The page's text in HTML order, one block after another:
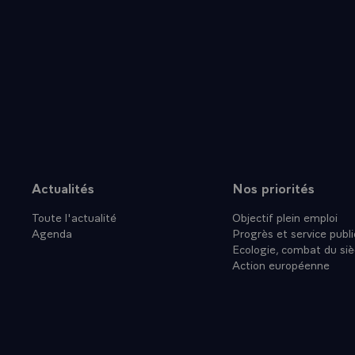
Je viens
adresse
laquelle
Je suis
proches et
En vous
Chanony,
Plan du site
Actualités
Toute l'actualité
Agenda
Nos priorités
Objectif plein emploi
Progrès et service
Ecologie, combat du
Action européenne